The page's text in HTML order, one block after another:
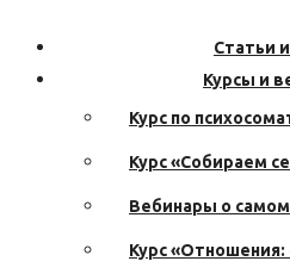
Статьи
Курсы и
Курс по
Курс «Собираем
Вебинары о
Курс